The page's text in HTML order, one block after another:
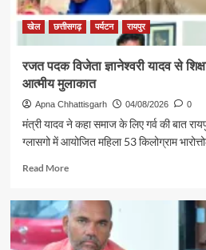
खेल छत्तीसगढ़ पर्यटन रायपुर
रजत पदक विजेता ज्ञानेश्वरी यादव से
आत्मीय मुलाकात
Apna Chhattisgarh 04/08/2026 0
मंत्री यादव ने कहा समाज के लिए गर्व की बात
ग्लासगो में आयोजित महिला 53 किलोग्राम
Read MoreRead
रजत
पदक
विजेता